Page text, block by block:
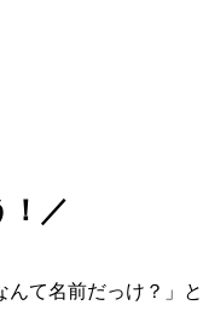
！／
て名前だっけ？」と